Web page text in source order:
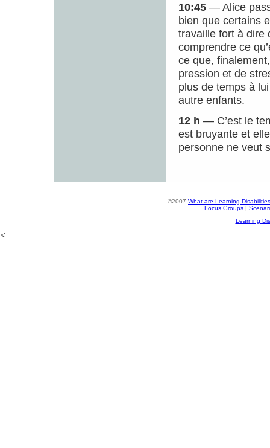
10:45 — Alice
bien que certains
travaille fort à dire
comprendre ce
ce que,
pression et de
plus de temps à
autre enfants.
12 h — C’est le
est bruyante et
personne ne veut
©2007 What are Learning Disabilities
Focus Groups |
Learning
<